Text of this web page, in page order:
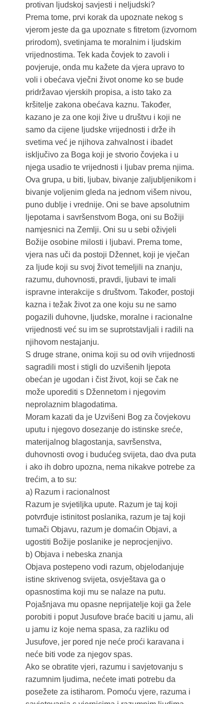
protivan ljudskoj savjesti i neljudski?
Prema tome, prvi korak da upoznate nekog s
vjerom jeste da ga upoznate s fitretom (izvornom
prirodom), svetinjama te moralnim i ljudskim
vrijednostima. Tek kada čovjek to zavoli i
povjeruje, onda mu kažete da vjera upravo to
voli i obećava vječni život onome ko se bude
pridržavao vjerskih propisa, a isto tako za
kršitelje zakona obećava kaznu. Također,
kazano je za one koji žive u društvu i koji ne
samo da cijene ljudske vrijednosti i drže ih
svetima već je njihova zahvalnost i ibadet
isključivo za Boga koji je stvorio čovjeka i u
njega usadio te vrijednosti i ljubav prema njima.
Ova grupa, u biti, ljubav, bivanje zaljubljenikom i
bivanje voljenim gleda na jednom višem nivou,
puno dublje i vrednije. Oni se bave apsolutnim
ljepotama i savršenstvom Boga, oni su Božiji
namjesnici na Zemlji. Oni su u sebi oživjeli
Božije osobine milosti i ljubavi. Prema tome,
vjera nas uči da postoji Džennet, koji je vječan
za ljude koji su svoj život temeljili na znanju,
razumu, duhovnosti, pravdi, ljubavi te imali
ispravne interakcije s društvom. Također, postoji
kazna i težak život za one koju su ne samo
pogazili duhovne, ljudske, moralne i racionalne
vrijednosti već su im se suprotstavljali i radili na
njihovom nestajanju.
S druge strane, onima koji su od ovih vrijednosti
sagradili most i stigli do uzvišenih ljepota
obećan je ugodan i čist život, koji se čak ne
može uporediti s Džennetom i njegovim
neprolaznim blagodatima.
Moram kazati da je Uzvišeni Bog za čovjekovu
uputu i njegovo dosezanje do istinske sreće,
materijalnog blagostanja, savršenstva,
duhovnosti ovog i budućeg svijeta, dao dva puta
i ako ih dobro upozna, nema nikakve potrebe za
trećim, a to su:
a) Razum i racionalnost
Razum je svjetiljka upute. Razum je taj koji
potvrđuje istinitost poslanika, razum je taj koji
tumači Objavu, razum je domaćin Objavi, a
ugostiti Božije poslanike je neprocjenjivo.
b) Objava i nebeska znanja
Objava postepeno vodi razum, objelodanjuje
istine skrivenog svijeta, osvještava ga o
opasnostima koji mu se nalaze na putu.
Pojašnjava mu opasne neprijatelje koji ga žele
porobiti i poput Jusufove braće baciti u jamu, ali
u jamu iz koje nema spasa, za razliku od
Jusufove, jer pored nje neće proći karavana i
neće biti vode za njegov spas.
Ako se obratite vjeri, razumu i savjetovanju s
razumnim ljudima, nećete imati potrebu da
posežete za istiharom. Pomoću vjere, razuma i